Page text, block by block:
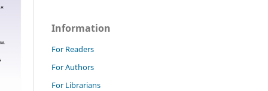
Information
For Readers
For Authors
For Librarians